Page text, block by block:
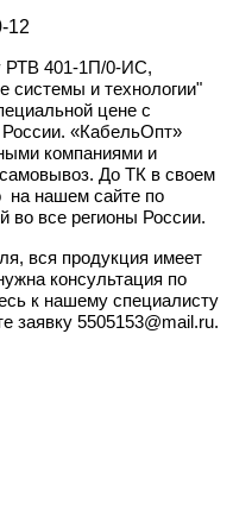
12
РТВ 401-1П/0-ИС,
системы и технологии"
цене с
«КабельОпт»
компаниями и
До ТК в своем
на нашем сайте по
во все регионы России.
вся продукция имеет
консультация по
к нашему специалисту
заявку 5505153@mail.ru.